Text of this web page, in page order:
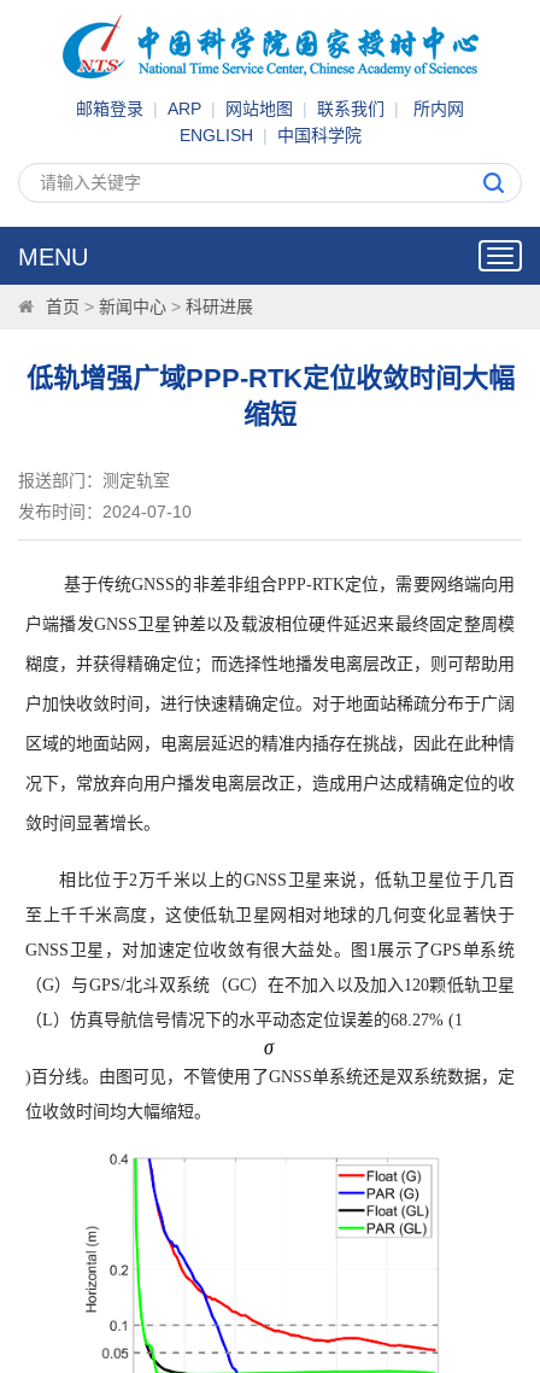
邮箱登录 | ARP | 网站地图 | 联系我们 | 所内网
ENGLISH | 中国科学院
MENU
首页 > 新闻中心 > 科研进展
低轨增强广域PPP-RTK定位收敛时间大幅
缩短
报送部门：测定轨室
发布时间：2024-07-10
基于传统GNSS的非差非组合PPP-RTK定位，需要网络端向用
户端播发GNSS卫星钟差以及载波相位硬件延迟来最终固定整周模
糊度，并获得精确定位；而选择性地播发电离层改正，则可帮助用
户加快收敛时间，进行快速精确定位。对于地面站稀疏分布于广阔
区域的地面站网，电离层延迟的精准内插存在挑战，因此在此种情
况下，常放弃向用户播发电离层改正，造成用户达成精确定位的收
敛时间显著增长。
相比位于2万千米以上的GNSS卫星来说，低轨卫星位于几百
至上千千米高度，这使低轨卫星网相对地球的几何变化显著快于
GNSS卫星，对加速定位收敛有很大益处。图1展示了GPS单系统
（G）与GPS/北斗双系统（GC）在不加入以及加入120颗低轨卫星
（L）仿真导航信号情况下的水平动态定位误差的68.27% (1
)百分线。由图可见，不管使用了GNSS单系统还是双系统数据，定
位收敛时间均大幅缩短。